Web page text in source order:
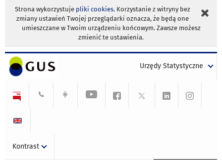
Strona wykorzystuje pliki cookies. Korzystanie z witryny bez
zmiany ustawień Twojej przeglądarki oznacza, że będą one
umieszczane w Twoim urządzeniu końcowym. Zawsze możesz
zmienić te ustawienia.
Urzędy Statystyczne
Kontrast